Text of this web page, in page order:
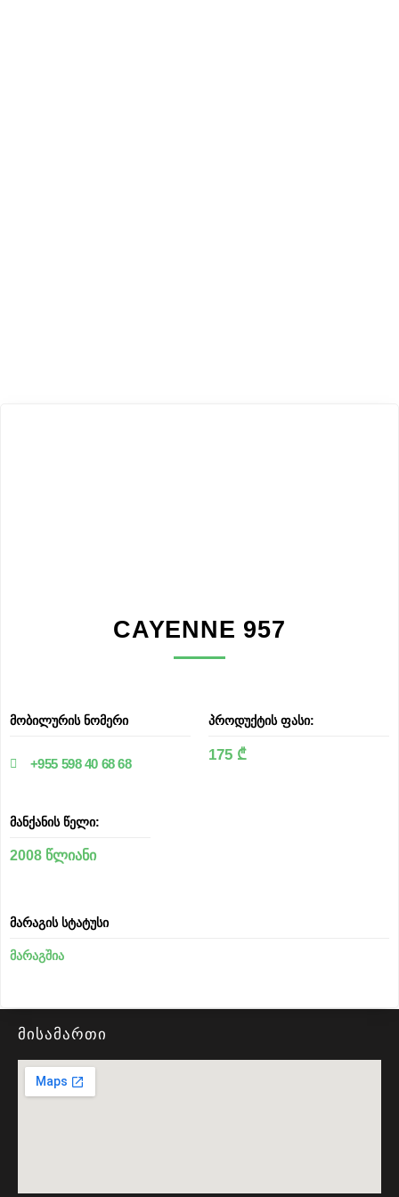
CAYENNE 957
მობილურის ნომერი
+955 598 40 68 68
პროდუქტის ფასი:
175 ₾
მანქანის წელი:
2008 წლიანი
მარაგის სტატუსი
მარაგშია
მისამართი